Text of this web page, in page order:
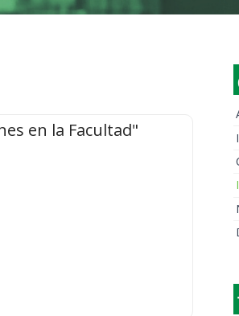
en la Facultad"